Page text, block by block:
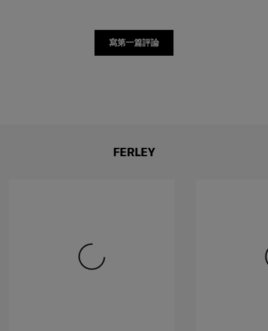
寫第一篇評論